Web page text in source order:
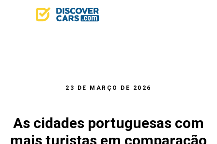
23 DE MARÇO DE 2026
As cidades portuguesas com
mais turistas em comparação